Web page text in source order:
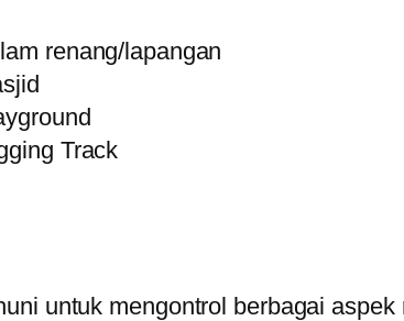
renang/lapangan
Track
untuk mengontrol berbagai